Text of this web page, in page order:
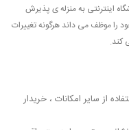
اینترنتی به منزله ی پذیرش
را موظف می داند هرگونه تغییرات
کند.
از سایر امکانات ، خریدار